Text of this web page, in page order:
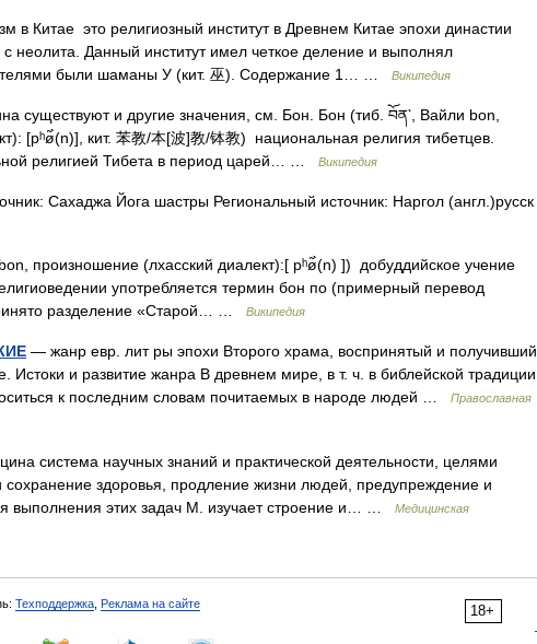
в Китае это религиозный институт в Древнем Китае эпохи династии
неолита. Данный институт имел четкое деление и выполнял
были шаманы У (кит. 巫). Содержание 1… …
Википедия
существуют и другие значения, см. Бон. Бон (тиб. བོན་, Вайли bon,
[pʰø̃̀(n)], кит. 苯教/本[波]教/钵教) национальная религия тибетцев.
религией Тибета в период царей… …
Википедия
Сахаджа Йога шастры Региональный источник: Наргол (англ.)русск
произношение (лхасский диалект):[ pʰø̃̀(n) ]) добуддийское учение
употребляется термин бон по (примерный перевод
разделение «Старой… …
Википедия
— жанр евр. лит ры эпохи Второго храма, воспринятый и получивший
Истоки и развитие жанра В древнем мире, в т. ч. в библейской традиции,
к последним словам почитаемых в народе людей …
Православная
система научных знаний и практической деятельности, целями
сохранение здоровья, продление жизни людей, предупреждение и
выполнения этих задач М. изучает строение и… …
Медицинская
18+
Техподдержка Реклама на сайте